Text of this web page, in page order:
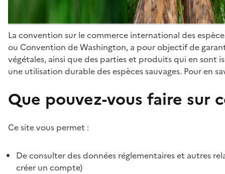
La convention sur le commerce international des
ou Convention de Washington, a pour objectif de
végétales, ainsi que des parties et produits qui en sont
une utilisation durable des espèces sauvages. Pour en
Que pouvez-vous faire sur
Ce site vous permet :
De consulter des données réglementaires et autres
créer un compte)